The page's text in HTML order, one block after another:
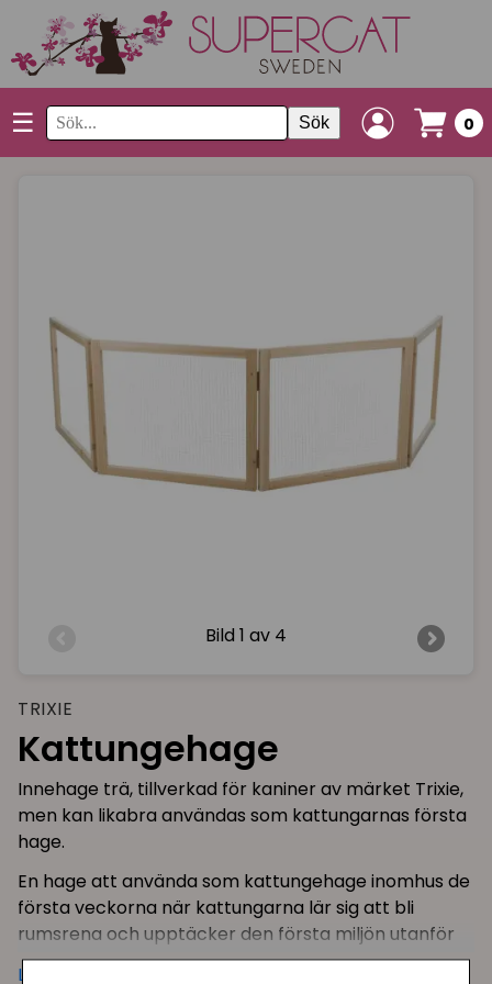
☰ Sök 0
Bild 1 av 4
TRIXIE
Kattungehage
Innehage trä, tillverkad för kaniner av märket Trixie,
men kan likabra användas som kattungarnas första
hage.
En hage att använda som kattungehage inomhus de
första veckorna när kattungarna lär sig att bli
rumsrena och upptäcker den första miljön utanför
bolådan. Hagen rymmer både sovplats, matplats
Läs mer